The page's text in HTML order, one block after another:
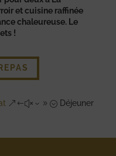
et cuisine raffinée
chaleureuse. Le
!
&#x39; Déjeuner